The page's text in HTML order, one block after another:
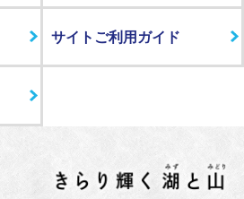
サイトご利用ガイド